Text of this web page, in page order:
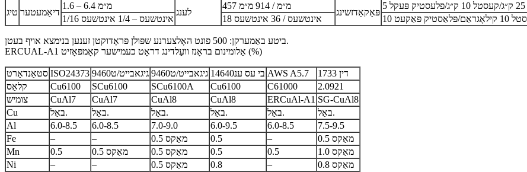
טיג דיאַמעטער
1.6 – 6.4 מ״מ
לענג
457 מ״מ / 914 מ״מ
פּאַקאַדזשינג
1/16 אינטשעס – 1/4 אינטשעס
18 אינטשעס / 36 אינטשעס
ביטע באַמערקן: 500 פונט האָלצערנע שפּולן פּראָדוקטן זענען בנימצא אויף בעטן.
ERCUAL-A1 אַלומינום בראָנז וועַלדינג דראָט כעמישער קאָמפּאָזיט (%)
סטאַנדאַרט ISO24373 גיגאבייט/ט9460 גיגאבייט/ט9460 בי עס ענ14640 AWS A5.7
דין 1733
קלאַס
Cu6100 SCu6100 SCu6100A Cu6100 C61000
2.0921
צומיש
CuAl7 CuAl7 CuAl8 CuAl8 ERCuAl-A1 SG-CuAl8
Cu
באַל. באַל. באַל. באַל. באַל.
באַל.
Al
6.0-8.5 6.0-8.5 7.0-9.0 6.0-9.5 6.0-8.5
7.5-9.5
Fe
– – מאַקס 0.5 0.5 –
מאַקס 0.5
Mn
0.5 מאַקס 0.5 מאַקס 0.5 0.5 0.5
מאַקס 1.0
Ni
– – מאַקס 0.5 0.8 –
מאַקס 0.8